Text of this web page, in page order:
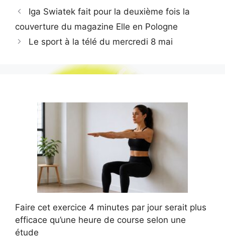
Iga Swiatek fait pour la deuxième fois la
couverture du magazine Elle en Pologne
Le sport à la télé du mercredi 8 mai
Faire cet exercice 4 minutes par jour serait plus
efficace qu’une heure de course selon une
étude